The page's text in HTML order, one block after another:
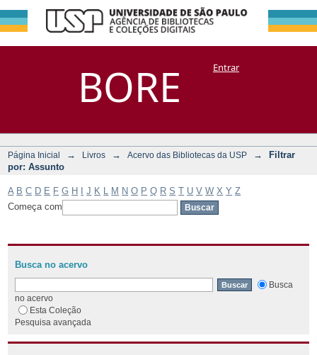
BORE
Filtrar por:
Assunto
DSpace/Manakin + CoriscoEntrar
Página Inicial → Livros → Acervo das Bibliotecas da USP →
Filtrar
por: Assunto
A B C D E F G H J K M N O P Q R S T U V W X Y Z
Começa com
Busca no acervo
Busca
no acervo
Esta Coleção
Pesquisa avançada